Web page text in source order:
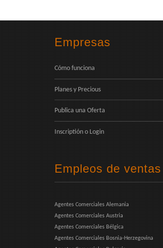
Empresas
Cómo funciona
Planes y Precious
Publica una Oferta
Inscriptión o Login
Empleos de
Agentes Comerciales Alemania
Agentes Comerciales Austria
Agentes Comerciales Bélgica
Agentes Comerciales Bosnia-Herzegovina